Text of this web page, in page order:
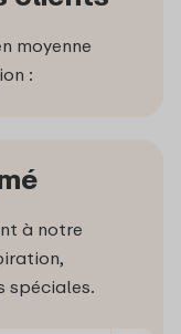
moyenne
:
à notre
spéciales.